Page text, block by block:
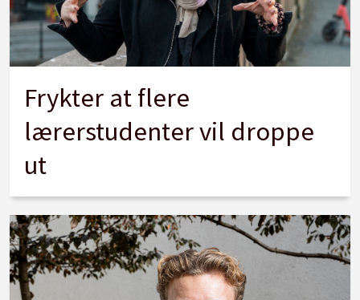
Frykter at flere
lærerstudenter vil droppe
ut